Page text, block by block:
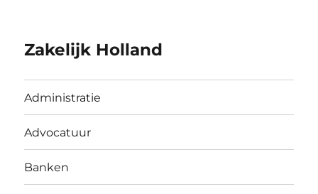
Zakelijk Holland
Administratie
Advocatuur
Banken